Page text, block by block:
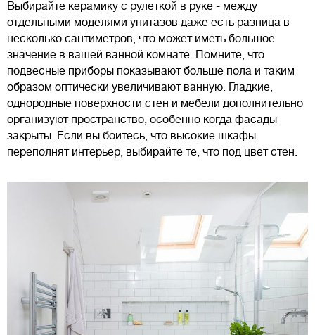
Выбирайте керамику с рулеткой в руке - между
отдельными моделями унитазов даже есть разница в
несколько сантиметров, что может иметь большое
значение в вашей ванной комнате. Помните, что
подвесные приборы показывают больше пола и таким
образом оптически увеличивают ванную. Гладкие,
однородные поверхности стен и мебели дополнительно
организуют пространство, особенно когда фасады
закрыты. Если вы боитесь, что высокие шкафы
переполнят интерьер, выбирайте те, что под цвет стен.